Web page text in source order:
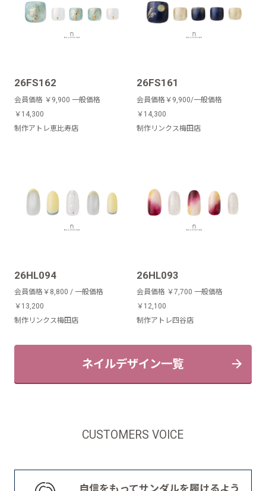
26FS162
会員価格 ￥9,900 一般価格
￥14,300
制作アトレ恵比寿店
26FS161
会員価格￥9,900/一般価格
￥14,300
制作リンクス梅田店
26HL094
会員価格￥8,800 / 一般価格
￥13,200
制作リンクス梅田店
26HL093
会員価格 ￥7,700 一般価格
￥12,100
制作アトレ四谷店
ネイルデザイン一覧
CUSTOMERS VOICE
自信をもってサンダルを履けるよう